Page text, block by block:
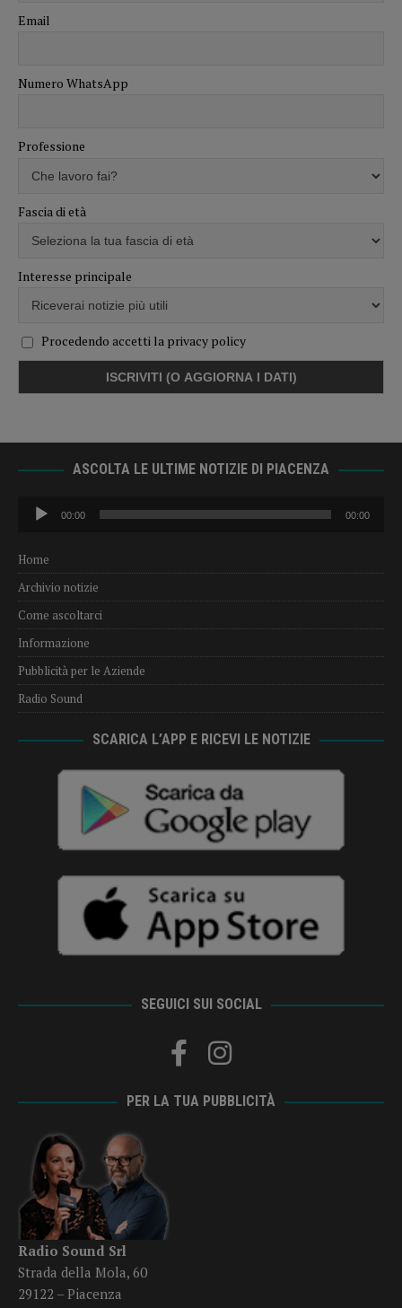
Email
Numero WhatsApp
Professione
Fascia di età
Interesse principale
Procedendo accetti la privacy policy
ASCOLTA LE ULTIME NOTIZIE DI PIACENZA
Audio
Player
00:00 00:00
Home
Archivio notizie
Come ascoltarci
Informazione
Pubblicità per le Aziende
Radio Sound
SCARICA L’APP E RICEVI LE NOTIZIE
SEGUICI SUI SOCIAL
PER LA TUA PUBBLICITÀ
Radio Sound Srl
Strada della Mola, 60
29122 – Piacenza